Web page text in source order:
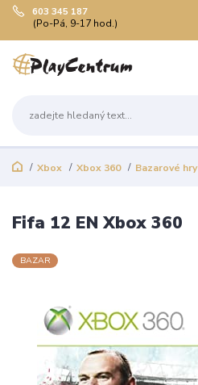
603 345 187
(Po-Pá, 9-17 hod.)
Xbox Xbox 360 Bazarové hry
Fifa 12 EN Xbox 360
BAZAR